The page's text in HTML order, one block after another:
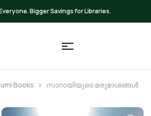
Up to 20% OFF on All Books
Books സാറായിയുടെ മരുദേശങ്ങൾ